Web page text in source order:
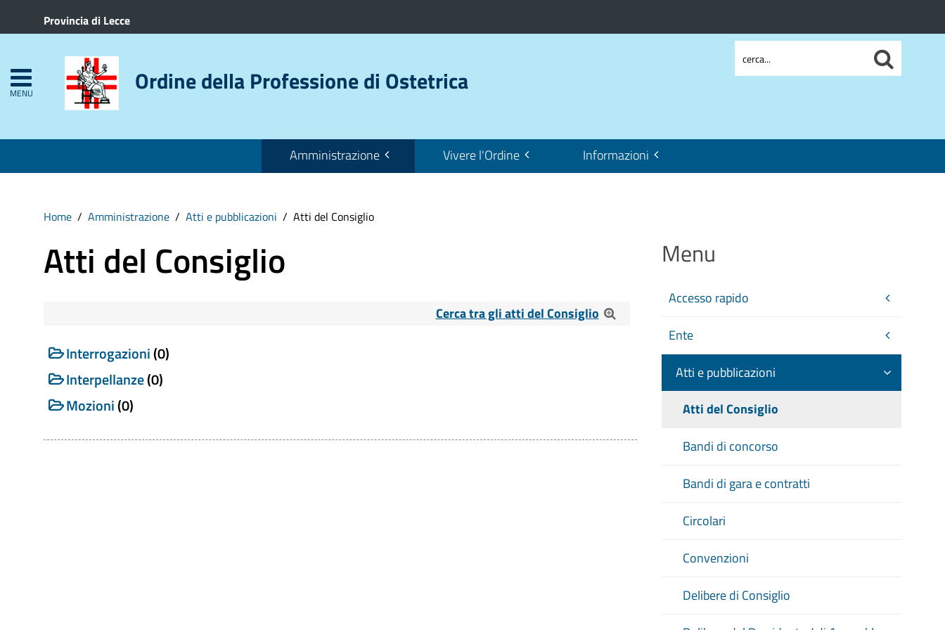
Provincia di Lecce
MENU Ordine della Professione di Ostetrica
Amministrazione Vivere l'Ordine Informazioni
Home Amministrazione Atti e pubblicazioni Atti del Consiglio
Atti del Consiglio
Cerca tra gli atti del Consiglio
Cerca tra gli Atti del Consiglio
Categoria
Interrogazioni(0)
Interpellanze(0)
Mozioni(0)
Menu
Accesso rapido
Ente
Atti e pubblicazioni
Atti del Consiglio
Bandi di concorso
Bandi di gara e contratti
Circolari
Convenzioni
Delibere di Consiglio